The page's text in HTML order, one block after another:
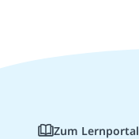
Zum Lernportal